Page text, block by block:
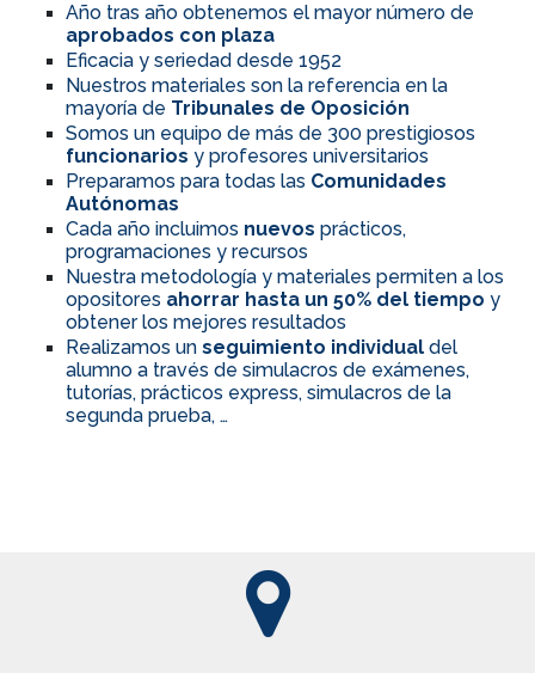
Año tras año obtenemos el mayor número de
aprobados con plaza
Eficacia y seriedad desde 1952
Nuestros materiales son la referencia en la
mayoría de Tribunales de Oposición
Somos un equipo de más de 300 prestigiosos
funcionarios y profesores universitarios
Preparamos para todas las Comunidades
Autónomas
Cada año incluimos nuevos prácticos,
programaciones y recursos
Nuestra metodología y materiales permiten a los
opositores ahorrar hasta un 50% del tiempo y
obtener los mejores resultados
Realizamos un seguimiento individual del
alumno a través de simulacros de exámenes,
tutorías, prácticos express, simulacros de la
segunda prueba, …